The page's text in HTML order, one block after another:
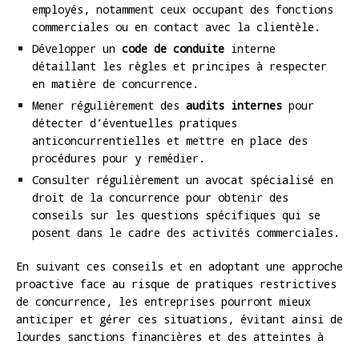
employés, notamment ceux occupant des fonctions
commerciales ou en contact avec la clientèle.
Développer un code de conduite interne
détaillant les règles et principes à respecter
en matière de concurrence.
Mener régulièrement des audits internes pour
détecter d’éventuelles pratiques
anticoncurrentielles et mettre en place des
procédures pour y remédier.
Consulter régulièrement un avocat spécialisé en
droit de la concurrence pour obtenir des
conseils sur les questions spécifiques qui se
posent dans le cadre des activités commerciales.
En suivant ces conseils et en adoptant une approche
proactive face au risque de pratiques restrictives
de concurrence, les entreprises pourront mieux
anticiper et gérer ces situations, évitant ainsi de
lourdes sanctions financières et des atteintes à